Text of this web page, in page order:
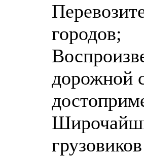
городов;
дорожной